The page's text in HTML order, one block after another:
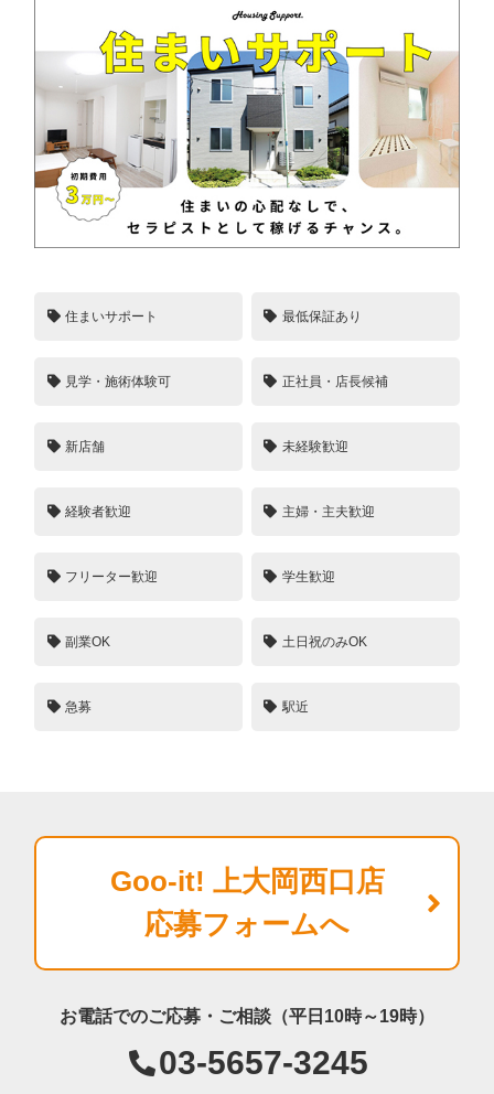
住まいサポート 最低保証あり
見学・施術体験可 正社員・店長候補
新店舗 未経験歓迎
経験者歓迎 主婦・主夫歓迎
フリーター歓迎 学生歓迎
副業OK 土日祝のみOK
急募 駅近
Goo-it! 上大岡西口店
応募フォームへ
お電話でのご応募・ご相談（平日10時～19時）
03-5657-3245